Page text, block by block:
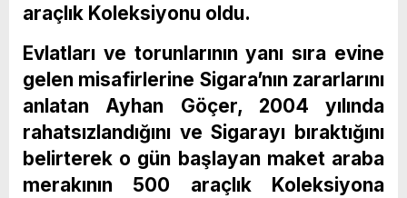
araçlık Koleksiyonu oldu.
Evlatları ve torunlarının yanı sıra evine
gelen misafirlerine Sigara’nın zararlarını
anlatan Ayhan Göçer, 2004 yılında
rahatsızlandığını ve Sigarayı bıraktığını
belirterek o gün başlayan maket araba
merakının 500 araçlık Koleksiyona